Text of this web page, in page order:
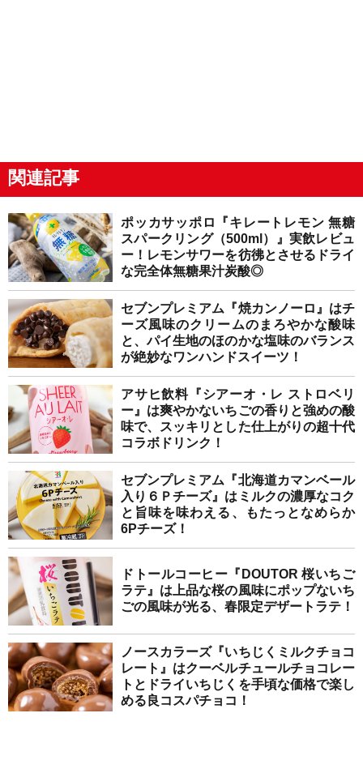
関連記事
ポッカサッポロ『キレートレモン 無糖
スパークリング（500ml）』実飲レビュ
ー！レモンサワーを彷彿とさせるドライ
な完全体無糖果汁炭酸◎
セブンプレミアム『焼カンノーロ』はチ
ーズ風味のクリームのまろやかな酸味
と、パイ生地のほのかな塩味のバランス
が絶妙なワンハンドスイーツ！
アサヒ飲料『シアーオ・レ ストロベリ
ー』は爽やかないちごの香りと強めの酸
味で、スッキリとした仕上がりの超十代
コラボドリンク！
セブンプレミアム『北海道カマンベール
入り６Ｐチーズ』はミルクの濃厚なコク
と旨味を味わえる、もたっとなめらか
6Pチーズ！
ドトールコーヒー『DOUTOR 桜いちご
ラテ』は上品な桜の風味にポップないち
ごの風味が光る、春限定デザートラテ！
ノースカラーズ『いちじくミルクチョコ
レート』はクーベルチュールチョコレー
トとドライいちじくを手頃な価格で楽し
める良コスパチョコ！